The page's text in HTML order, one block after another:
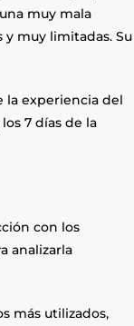
muy mala
y muy limitadas. Su
la experiencia del
7 días de la
con los
analizarla
más utilizados,